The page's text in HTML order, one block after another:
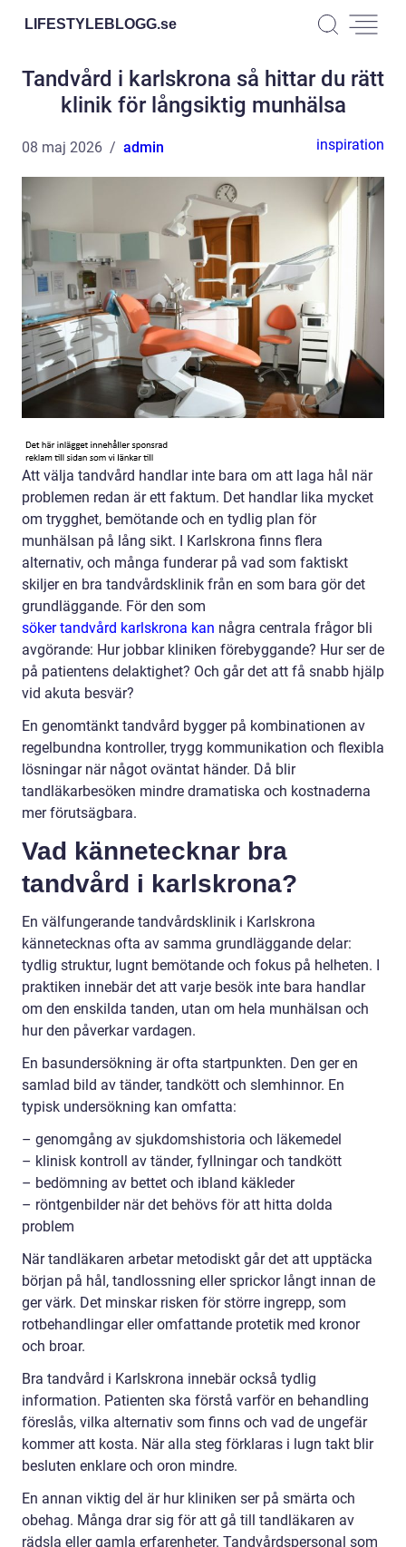
LIFESTYLEBLOGG.se
Tandvård i karlskrona så hittar du rätt
klinik för långsiktig munhälsa
08 maj 2026 admin inspiration
Att välja tandvård handlar inte bara om att laga hål när
problemen redan är ett faktum. Det handlar lika mycket
om trygghet, bemötande och en tydlig plan för
munhälsan på lång sikt. I Karlskrona finns flera
alternativ, och många funderar på vad som faktiskt
skiljer en bra tandvårdsklinik från en som bara gör det
grundläggande. För den som
söker tandvård karlskrona kan några centrala frågor bli
avgörande: Hur jobbar kliniken förebyggande? Hur ser de
på patientens delaktighet? Och går det att få snabb hjälp
vid akuta besvär?
En genomtänkt tandvård bygger på kombinationen av
regelbundna kontroller, trygg kommunikation och flexibla
lösningar när något oväntat händer. Då blir
tandläkarbesöken mindre dramatiska och kostnaderna
mer förutsägbara.
Vad kännetecknar bra
tandvård i karlskrona?
En välfungerande tandvårdsklinik i Karlskrona
kännetecknas ofta av samma grundläggande delar:
tydlig struktur, lugnt bemötande och fokus på helheten. I
praktiken innebär det att varje besök inte bara handlar
om den enskilda tanden, utan om hela munhälsan och
hur den påverkar vardagen.
En basundersökning är ofta startpunkten. Den ger en
samlad bild av tänder, tandkött och slemhinnor. En
typisk undersökning kan omfatta:
– genomgång av sjukdomshistoria och läkemedel
– klinisk kontroll av tänder, fyllningar och tandkött
– bedömning av bettet och ibland käkleder
– röntgenbilder när det behövs för att hitta dolda
problem
När tandläkaren arbetar metodiskt går det att upptäcka
början på hål, tandlossning eller sprickor långt innan de
ger värk. Det minskar risken för större ingrepp, som
rotbehandlingar eller omfattande protetik med kronor
och broar.
Bra tandvård i Karlskrona innebär också tydlig
information. Patienten ska förstå varför en behandling
föreslås, vilka alternativ som finns och vad de ungefär
kommer att kosta. När alla steg förklaras i lugn takt blir
besluten enklare och oron mindre.
En annan viktig del är hur kliniken ser på smärta och
obehag. Många drar sig för att gå till tandläkaren av
rädsla eller gamla erfarenheter. Tandvårdspersonal som